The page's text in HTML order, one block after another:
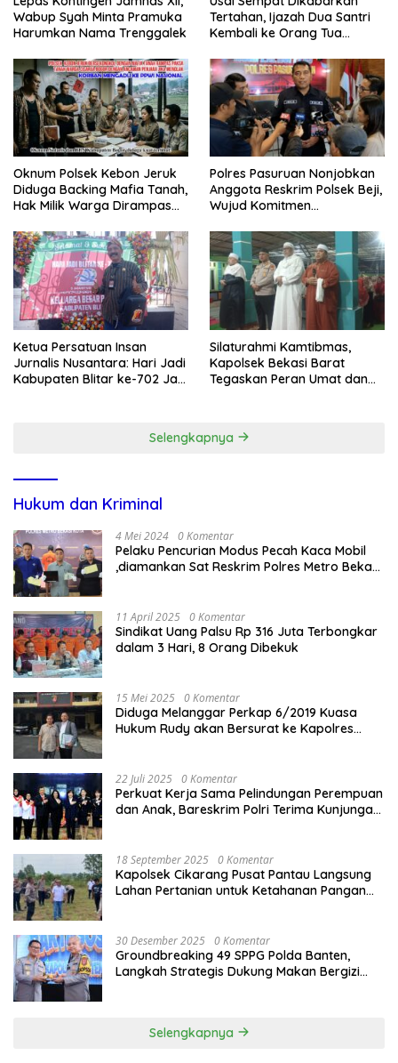
Wabup Syah Minta Pramuka
Harumkan Nama Trenggalek
Tertahan, Ijazah Dua Santri
Kembali ke Orang Tua
Oknum Polsek Kebon Jeruk
Diduga Backing Mafia Tanah,
Hak Milik Warga Dirampas
Polres Pasuruan Nonjobkan
Anggota Reskrim Polsek Beji,
Wujud Komitmen
Dugaan Penganiayaan
Ketua Persatuan Insan
Jurnalis Nusantara: Hari Jadi
Kabupaten Blitar ke-702 Jadi
Silaturahmi Kamtibmas,
Kapolsek Bekasi Barat
Tegaskan Peran Umat dan
Selengkapnya
Hukum dan Kriminal
4 Mei 2024 0 Komentar
Pelaku Pencurian Modus Pecah Kaca Mobil
,diamankan Sat Reskrim Polres Metro Bekasi
11 April 2025 0 Komentar
Sindikat Uang Palsu Rp 316 Juta Terbongkar
dalam 3 Hari, 8 Orang Dibekuk
15 Mei 2025 0 Komentar
Diduga Melanggar Perkap 6/2019 Kuasa
Hukum Rudy akan Bersurat ke Kapolres
22 Juli 2025 0 Komentar
Perkuat Kerja Sama Pelindungan Perempuan
dan Anak, Bareskrim Polri Terima Kunjungan
18 September 2025 0 Komentar
Kapolsek Cikarang Pusat Pantau Langsung
Lahan Pertanian untuk Ketahanan Pangan
30 Desember 2025 0 Komentar
Groundbreaking 49 SPPG Polda Banten,
Langkah Strategis Dukung Makan Bergizi
Selengkapnya